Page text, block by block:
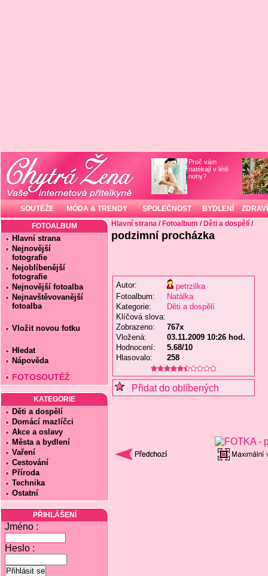
Proč vám
natékají v létě
nohy?
SOUTĚŽE MÓDA & TRENDY SPOLEČNOST BYDLENÍ ZDRAVÍ
FOTOALBUM
Hlavní strana
Nejnovější
fotografie
Nejoblíbenější
fotografie
Nejnovější fotoalba
Nejnavštěvovanější
fotoalba
Vložit novou fotku
Hledat
Nápověda
FOTOSOUTĚŽ
KATEGORIE
Děti a dospělí
Domácí mazlíčci
Akce a oslavy
Města a bydlení
Vaření
Cestování
Příroda
Technika
Ostatní
PŘIHLÁŠENÍ
Jméno :
Heslo :
Hlavní strana / Fotoalbum / Děti a dospělí /
podzimní procházka
Autor:
petrzilka
Fotoalbum:
Natálka
Kategorie:
Děti a dospělí
Klíčová slova:
Zobrazeno:
767x
Vložená:
03.11.2009 10:26 hod.
Hodnocení:
5.68/10
Hlasovalo:
258
Přidat do oblíbených